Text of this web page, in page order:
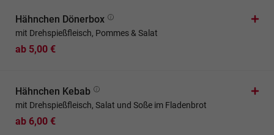
Hähnchen Dönerbox
mit Drehspießfleisch, Pommes & Salat
ab 5,00 €
Hähnchen Kebab
mit Drehspießfleisch, Salat und Soße im Fladenbrot
ab 6,00 €